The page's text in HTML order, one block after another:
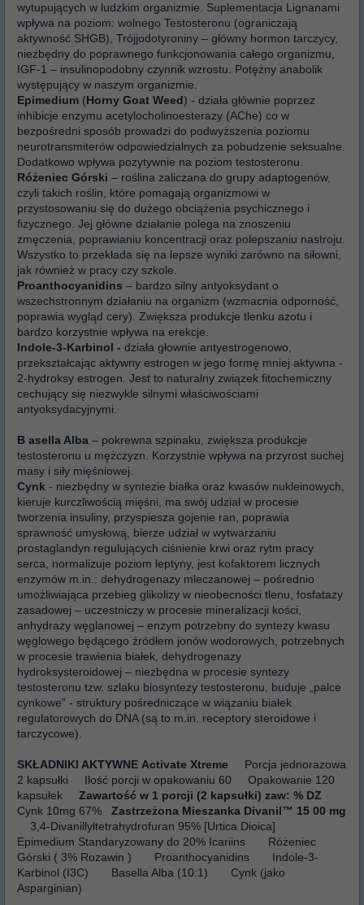
wytupujących w ludzkim organizmie. Suplementacja Lignanami
wpływa na poziom: wolnego Testosteronu (ograniczają
aktywność SHGB), Trójjodotyroniny – główny hormon tarczycy,
niezbędny do poprawnego funkcjonowania całego organizmu,
IGF-1 – insulinopodobny czynnik wzrostu. Potężny anabolik
występujący w naszym organizmie.
Epimedium (Horny Goat Weed) - działa głównie poprzez
inhibicje enzymu acetylocholinoesterazy (AChe) co w
bezpośredni sposób prowadzi do podwyższenia poziomu
neurotransmiterów odpowiedzialnych za pobudzenie seksualne.
Dodatkowo wpływa pozytywnie na poziom testosteronu.
Różeniec Górski – roślina zaliczana do grupy adaptogenów,
czyli takich roślin, które pomagają organizmowi w
przystosowaniu się do dużego obciążenia psychicznego i
fizycznego. Jej główne działanie polega na znoszeniu
zmęczenia, poprawianiu koncentracji oraz polepszaniu nastroju.
Wszystko to przekłada się na lepsze wyniki zarówno na siłowni,
jak również w pracy czy szkole.
Proanthocyanidins – bardzo silny antyoksydant o
wszechstronnym działaniu na organizm (wzmacnia odporność,
poprawia wygląd cery). Zwiększa produkcje tlenku azotu i
bardzo korzystnie wpływa na erekcje.
Indole-3-Karbinol - działa głownie antyestrogenowo,
przekształcając aktywny estrogen w jego formę mniej aktywna -
2-hydroksy estrogen. Jest to naturalny związek fitochemiczny
cechujący się niezwykle silnymi właściwościami
antyoksydacyjnymi.
B asella Alba – pokrewna szpinaku, zwiększa produkcje
testosteronu u mężczyzn. Korzystnie wpływa na przyrost suchej
masy i siły mięśniowej.
Cynk - niezbędny w syntezie białka oraz kwasów nukleinowych,
kieruje kurczliwością mięśni, ma swój udział w procesie
tworzenia insuliny, przyspiesza gojenie ran, poprawia
sprawność umysłową, bierze udział w wytwarzaniu
prostaglandyn regulujących ciśnienie krwi oraz rytm pracy
serca, normalizuje poziom leptyny, jest kofaktorem licznych
enzymów m.in.: dehydrogenazy mleczanowej – pośrednio
umożliwiająca przebieg glikolizy w nieobecności tlenu, fosfatazy
zasadowej – uczestniczy w procesie mineralizacji kości,
anhydrazy węglanowej – enzym potrzebny do syntezy kwasu
węglowego będącego źródłem jonów wodorowych, potrzebnych
w procesie trawienia białek, dehydrogenazy
hydroksysteroidowej – niezbędna w procesie syntezy
testosteronu tzw. szlaku biosyntezy testosteronu, buduje „palce
cynkowe” - struktury pośredniczące w wiązaniu białek
regulatorowych do DNA (są to m.in. receptory steroidowe i
tarczycowe).
SKŁADNIKI AKTYWNE Activate Xtreme
Porcja jednorazowa
2 kapsułki
Ilość porcji w opakowaniu 60 Opakowanie 120
kapsułek
Zawartość w 1 porcji (2 kapsułki) zaw: % DZ
Cynk 10mg 67% Zastrzeżona Mieszanka Divanil™ 15 00 mg
3,4-Divanillyltetrahydrofuran 95% [Urtica Dioica]
Epimedium Standaryzowany do 20% Icariins
Różeniec
Górski ( 3% Rozawin )
Proanthocyanidins
Indole-3-
Karbinol (I3C)
Basella Alba (10:1)
Cynk (jako
Asparginian)